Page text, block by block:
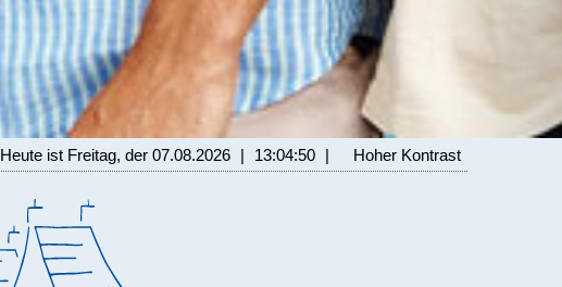
Heute ist Freitag, der 07.08.2026 | 13:04:52 | Hoher Kontrast